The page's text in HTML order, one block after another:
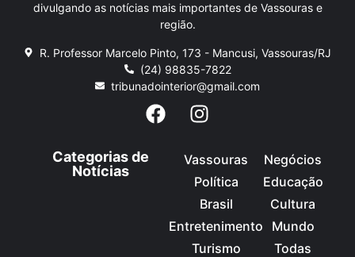
divulgando as notícias mais importantes de Vassouras e
região.
R. Professor Marcelo Pinto, 173 - Mancusi, Vassouras/RJ
(24) 98835-7822
tribunadointerior@gmail.com
Categorias de
Notícias
Vassouras
Política
Brasil
Entretenimento
Turismo
Negócios
Educação
Cultura
Mundo
Todas